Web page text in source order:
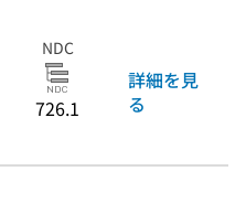
NDC
726.1
詳細を見
る